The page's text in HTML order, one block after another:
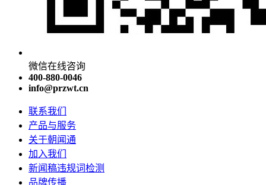
微信在线咨询
400-880-0046
info@przwt.cn
联系我们
产品与服务
关于朝闻通
加入我们
新闻稿违规词检测
品牌传播